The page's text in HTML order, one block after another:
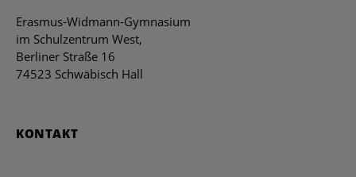
Erasmus-Widmann-Gymnasium
im Schulzentrum West,
Berliner Straße 16
74523 Schwäbisch Hall
KONTAKT